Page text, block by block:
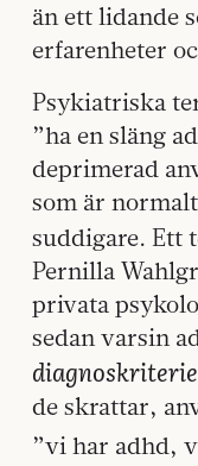
än ett lidande
erfarenheter
Psykiatriska
”ha en släng
deprimerad
som är
suddigare. Ett
Pernilla
privata
sedan varsin
de skrattar,
”vi har adhd,